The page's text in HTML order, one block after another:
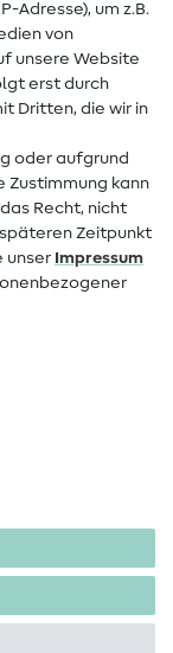
Adresse), um z.B.
von
unsere Website
erst durch
Dritten, die wir in
oder aufgrund
Zustimmung kann
Recht, nicht
Zeitpunkt
unser Impressum